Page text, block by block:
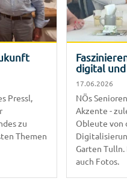
Pressl,
zu
Themen
digital
NÖs
Akzente -
Obleute von
Garten
auch Fotos.
17.06.2026